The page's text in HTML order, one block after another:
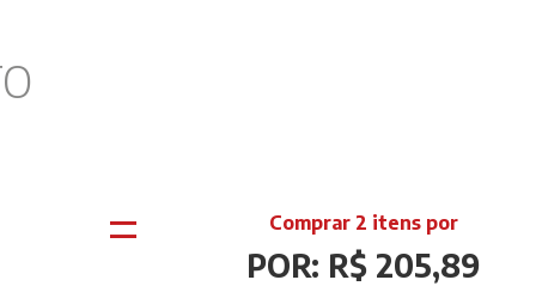
= Comprar 2 itens por
POR: R$ 205,89